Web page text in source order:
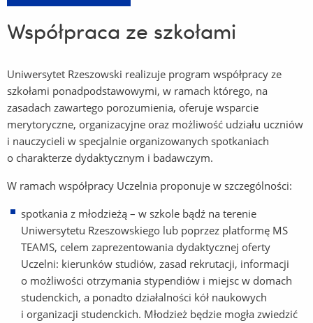
Współpraca ze szkołami
Uniwersytet Rzeszowski realizuje program współpracy ze
szkołami ponadpodstawowymi, w ramach którego, na
zasadach zawartego porozumienia, oferuje wsparcie
merytoryczne, organizacyjne oraz możliwość udziału uczniów
i nauczycieli w specjalnie organizowanych spotkaniach
o charakterze dydaktycznym i badawczym.
W ramach współpracy Uczelnia proponuje w szczególności:
spotkania z młodzieżą – w szkole bądź na terenie
Uniwersytetu Rzeszowskiego lub poprzez platformę MS
TEAMS, celem zaprezentowania dydaktycznej oferty
Uczelni: kierunków studiów, zasad rekrutacji, informacji
o możliwości otrzymania stypendiów i miejsc w domach
studenckich, a ponadto działalności kół naukowych
i organizacji studenckich. Młodzież będzie mogła zwiedzić